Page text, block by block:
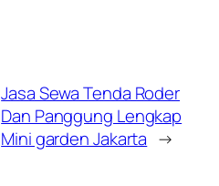
Jasa Sewa Tenda Roder
Dan Panggung Lengkap
Mini garden Jakarta →